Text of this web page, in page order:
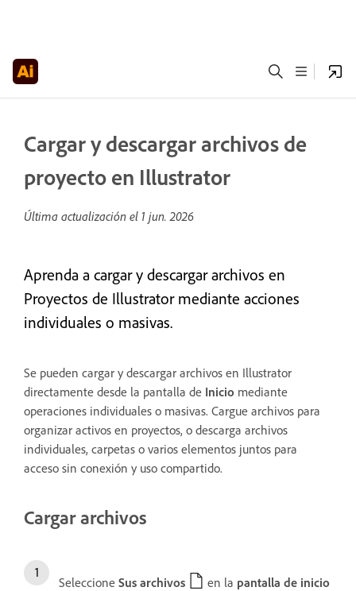
Cargar y descargar archivos de
proyecto en Illustrator
Última actualización el 1 jun. 2026
Aprenda a cargar y descargar archivos en
Proyectos de Illustrator mediante acciones
individuales o masivas.
Se pueden cargar y descargar archivos en Illustrator
directamente desde la pantalla de Inicio mediante
operaciones individuales o masivas. Cargue archivos para
organizar activos en proyectos, o descarga archivos
individuales, carpetas o varios elementos juntos para
acceso sin conexión y uso compartido.
Cargar archivos
Seleccione Sus archivos en la pantalla de inicio